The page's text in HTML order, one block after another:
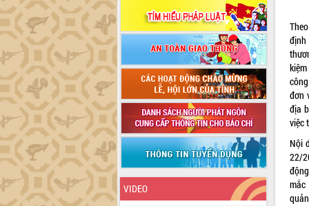
VIDEO
đơn
địa
việc
Nội
22/